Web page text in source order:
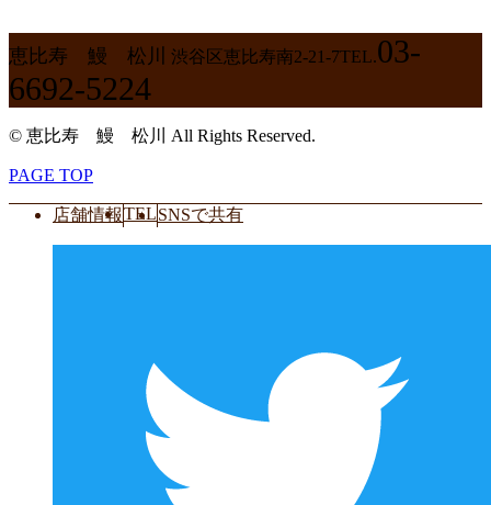
恵比寿 鰻 松川 渋谷区恵比寿南2-21-7TEL.03-
6692-5224
© 恵比寿 鰻 松川 All Rights Reserved.
PAGE TOP
店舗情報TELSNSで共有